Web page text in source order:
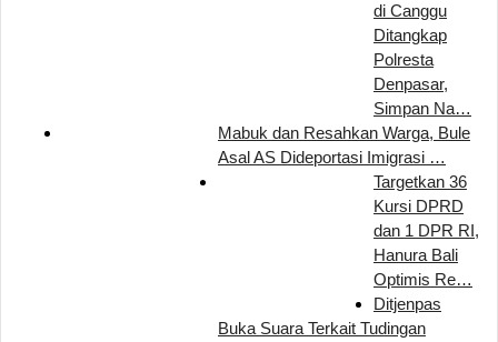
di Canggu
Ditangkap
Polresta
Denpasar,
Simpan Na…
Mabuk dan Resahkan Warga, Bule
Asal AS Dideportasi Imigrasi …
Targetkan 36
Kursi DPRD
dan 1 DPR RI,
Hanura Bali
Optimis Re…
Ditjenpas
Buka Suara Terkait Tudingan